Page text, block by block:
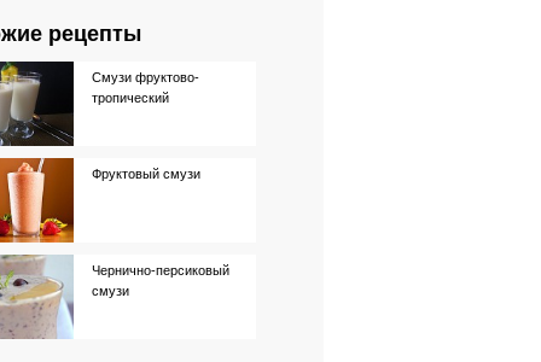
рецепты
Смузи фруктово-
тропический
Фруктовый смузи
Чернично-персиковый
смузи